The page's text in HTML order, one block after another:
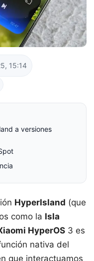
15:14
a versiones
HyperIsland (que
como la Isla
HyperOS 3 es
nativa del
que interactuamos